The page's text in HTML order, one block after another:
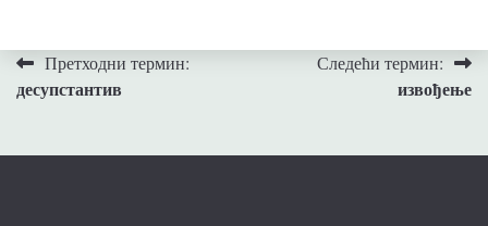
Кретање
чланка
Претходни термин:
десупстантив
Следећи термин:
извођење